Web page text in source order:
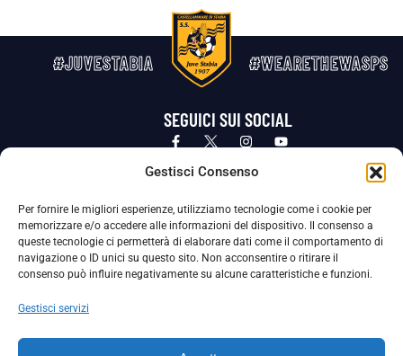
Gestisci Consenso
Per fornire le migliori esperienze, utilizziamo tecnologie come i cookie per
memorizzare e/o accedere alle informazioni del dispositivo. Il consenso a
queste tecnologie ci permetterà di elaborare dati come il comportamento di
navigazione o ID unici su questo sito. Non acconsentire o ritirare il
consenso può influire negativamente su alcune caratteristiche e funzioni.
Gestisci servizi
#JUVESTABIA #WEARETHEWASPS
SEGUICI SUI SOCIAL
Privacy Policy Cookie Policy
La Società ha nominato il Responsabile della Protezione dei Dati Personali (DPO), figura specializzata che vigila sulle modalità
adottate dalla nostra Società per tutelare i Suoi dati personali.
Per contattare il DPO può scrivere a